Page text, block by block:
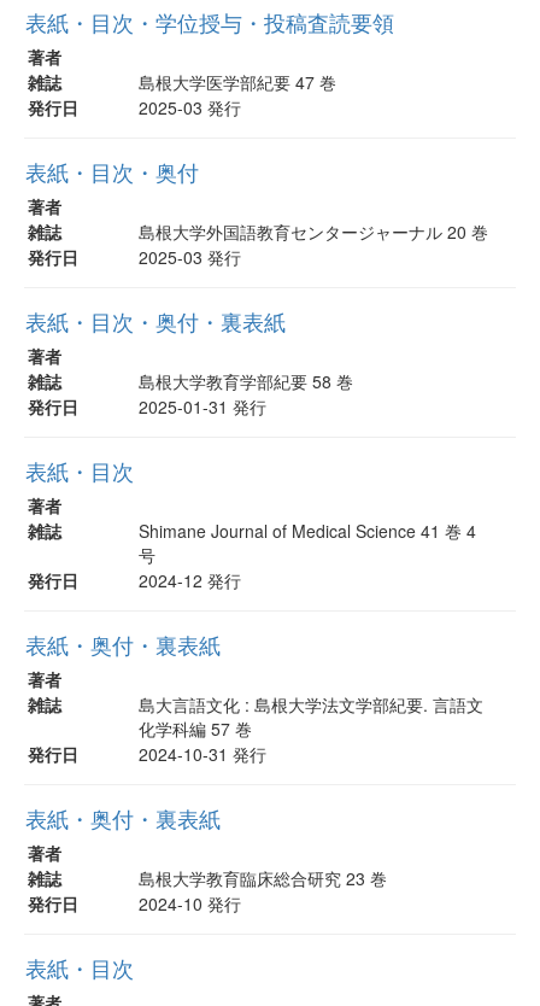
表紙・目次・学位授与・投稿査読要領
著者
雑誌
島根大学医学部紀要 47 巻
発行日
2025-03 発行
表紙・目次・奥付
著者
雑誌
島根大学外国語教育センタージャーナル 20 巻
発行日
2025-03 発行
表紙・目次・奥付・裏表紙
著者
雑誌
島根大学教育学部紀要 58 巻
発行日
2025-01-31 発行
表紙・目次
著者
雑誌
Shimane Journal of Medical Science 41 巻 4
号
発行日
2024-12 発行
表紙・奥付・裏表紙
著者
雑誌
島大言語文化 : 島根大学法文学部紀要. 言語文
化学科編 57 巻
発行日
2024-10-31 発行
表紙・奥付・裏表紙
著者
雑誌
島根大学教育臨床総合研究 23 巻
発行日
2024-10 発行
表紙・目次